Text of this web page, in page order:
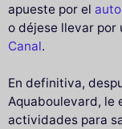
apueste por el
o déjese llevar por
Canal.
En definitiva,
Aquaboulevard, le
actividades para